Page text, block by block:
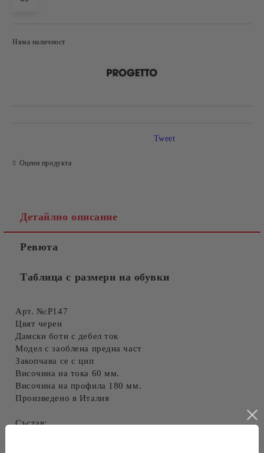
Няма наличност
Оцени продукта
Tweet
Детайлно описание
Ревюта
Таблица с размери на обувки
Арт. №:P147
Цвят черен
Дамски боти с дебел ток
Модел с заоблена предна част
Закопчава се с цип
Височина на тока 60 мм.
Височина на профила 180 мм.
Произведено в Италия
Състав: